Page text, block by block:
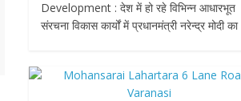
Development : देश में हो रहे विभिन्न आधारभूत
संरचना विकास कार्यों में प्रधानमंत्री नरेन्द्र मोदी का